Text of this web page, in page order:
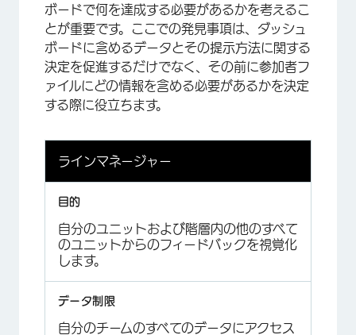
ボードで何を達成する必要があるかを考えるこ
とが重要です。ここでの発見事項は、ダッシュ
ボードに含めるデータとその提示方法に関する
決定を促進するだけでなく、その前に参加者フ
ァイルにどの情報を含める必要があるかを決定
する際に役立ちます。
ラインマネージャー
自分のユニットおよび階層内の他のすべて
のユニットからのフィードバックを視覚化
します。
自分のチームのすべてのデータにアクセス